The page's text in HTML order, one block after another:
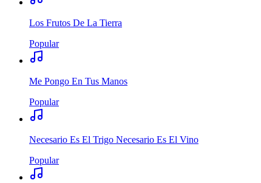
Los Frutos De La Tierra
Popular
Me Pongo En Tus Manos
Popular
Necesario Es El Trigo Necesario Es El Vino
Popular